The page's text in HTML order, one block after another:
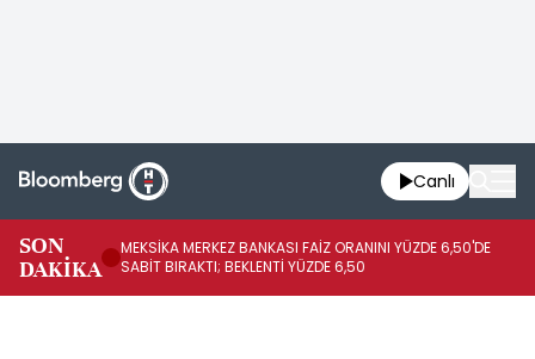
Canlı
SON
DAKİKA
MEKSİKA MERKEZ BANKASI FAİZ ORANINI YÜZDE 6,50'DE
SABİT BIRAKTI; BEKLENTİ YÜZDE 6,50